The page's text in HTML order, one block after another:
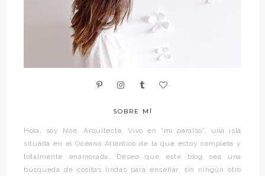
SOBRE MÍ
Hola, soy Noe. Arquitecta. Vivo en “mi paraíso”, una isla
situada en el Océano Atlántico de la que estoy completa y
totalmente enamorada. Deseo que este blog sea una
búsqueda de cositas lindas para enseñar, sin ningún otro